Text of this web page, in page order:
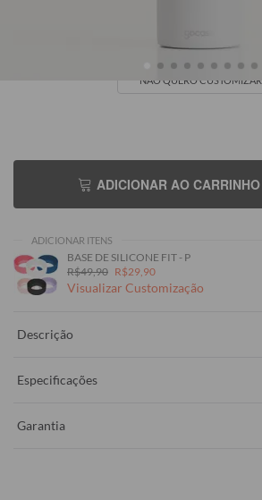
NÃO QUERO CUSTOMIZAR
ADICIONAR AO CARRINHO
ADICIONAR ITENS
BASE DE SILICONE FIT - P
R$49,90 R$29,90
Visualizar Customização
Descrição
Especificações
Garantia